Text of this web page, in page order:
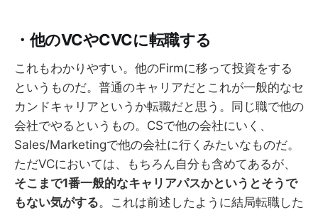
・他のVCやCVCに転職する
これもわかりやすい。他のFirmに移って投資をする
というものだ。普通のキャリアだとこれが一般的なセ
カンドキャリアというか転職だと思う。同じ職で他の
会社でやるというもの。CSで他の会社にいく、
Sales/Marketingで他の会社に行くみたいなものだ。
ただVCにおいては、もちろん自分も含めてあるが、
そこまで1番一般的なキャリアパスかというとそうで
もない気がする。これは前述したように結局転職した